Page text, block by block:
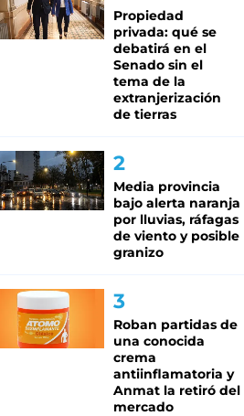
Propiedad
privada: qué se
debatirá en el
Senado sin el
tema de la
extranjerización
de tierras
Media provincia
bajo alerta naranja
por lluvias, ráfagas
de viento y posible
granizo
Roban partidas de
una conocida
crema
antiinflamatoria y
Anmat la retiró del
mercado